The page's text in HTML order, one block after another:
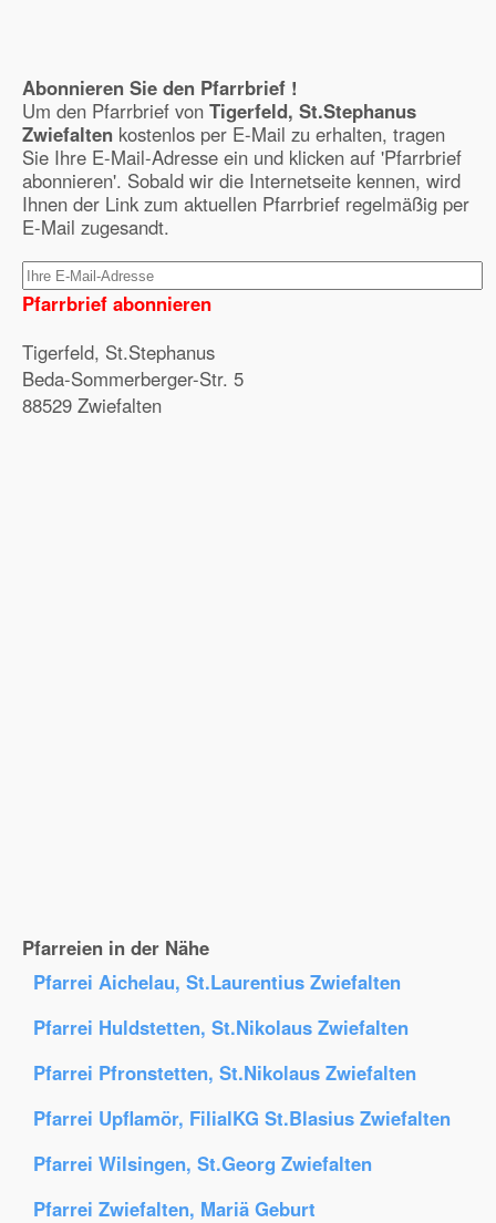
Abonnieren Sie den Pfarrbrief !
Um den Pfarrbrief von Tigerfeld, St.Stephanus
Zwiefalten kostenlos per E-Mail zu erhalten, tragen
Sie Ihre E-Mail-Adresse ein und klicken auf 'Pfarrbrief
abonnieren'. Sobald wir die Internetseite kennen, wird
Ihnen der Link zum aktuellen Pfarrbrief regelmäßig per
E-Mail zugesandt.
Pfarrbrief abonnieren
Tigerfeld, St.Stephanus
Beda-Sommerberger-Str. 5
88529 Zwiefalten
Pfarreien in der Nähe
Pfarrei Aichelau, St.Laurentius Zwiefalten
Pfarrei Huldstetten, St.Nikolaus Zwiefalten
Pfarrei Pfronstetten, St.Nikolaus Zwiefalten
Pfarrei Upflamör, FilialKG St.Blasius Zwiefalten
Pfarrei Wilsingen, St.Georg Zwiefalten
Pfarrei Zwiefalten, Mariä Geburt